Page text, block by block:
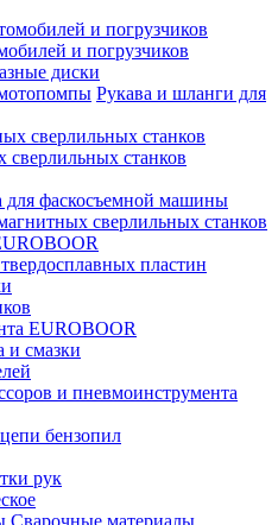
и погрузчиков
диски
Рукава и шланги для
сверлильных станков
для фаскосъемной машины
сверлильных станков
пластин
EUROBOOR
и смазки
и пневмоинструмента
бензопил
рук
Сварочные материалы